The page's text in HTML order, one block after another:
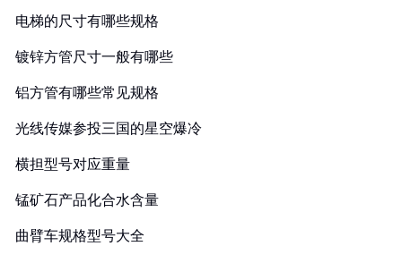
电梯的尺寸有哪些规格
镀锌方管尺寸一般有哪些
铝方管有哪些常见规格
光线传媒参投三国的星空爆冷
横担型号对应重量
锰矿石产品化合水含量
曲臂车规格型号大全